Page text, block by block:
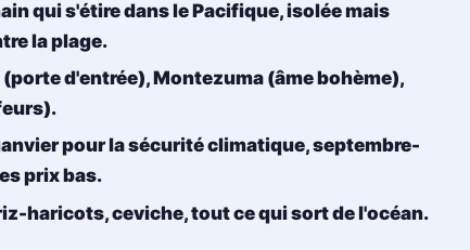
qui s'étire dans le Pacifique, isolée mais
la plage.
d'entrée), Montezuma (âme bohème),
pour la sécurité climatique, septembre-
prix bas.
haricots, ceviche, tout ce qui sort de l'océan.